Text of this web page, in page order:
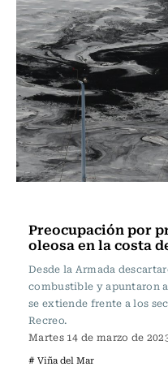
Preocupación por
oleosa en la costa
Desde la Armada
combustible y apuntaron
se extiende frente a los
Recreo.
Martes 14 de marzo de
# Viña del Mar